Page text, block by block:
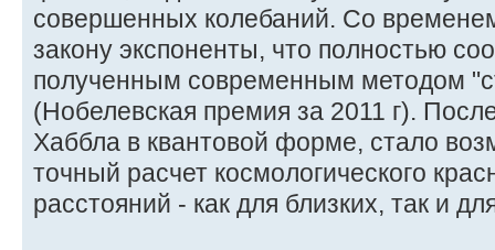
совершенных колебаний. Со
закону экспоненты, что полностью
полученным современным методом
(Нобелевская премия за 2011 г).
Хаббла в квантовой форме, стало
точный расчет космологического
расстояний - как для близких, так и